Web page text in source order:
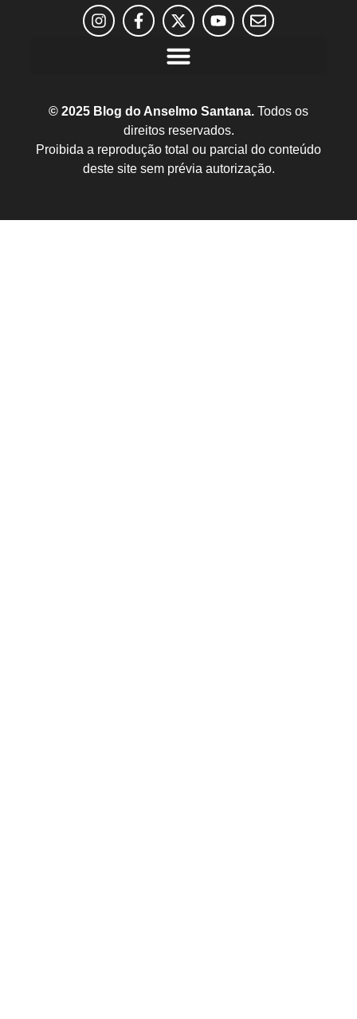
© 2025 Blog do Anselmo Santana. Todos os
direitos reservados.
Proibida a reprodução total ou parcial do conteúdo
deste site sem prévia autorização.